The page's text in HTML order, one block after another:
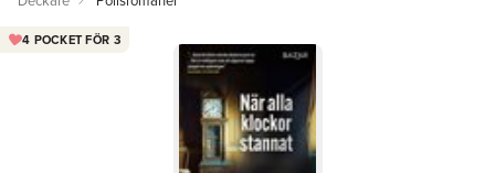
4 POCKET FÖR 3